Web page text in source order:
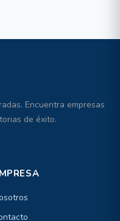
Encuentra empresas
de éxito.